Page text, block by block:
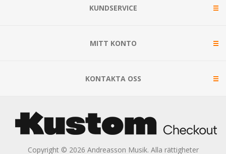
KUNDSERVICE
MITT KONTO
KONTAKTA OSS
Copyright © 2026 Andreasson Musik. Alla rättigheter